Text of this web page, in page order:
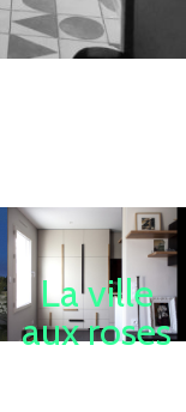
La ville
aux roses